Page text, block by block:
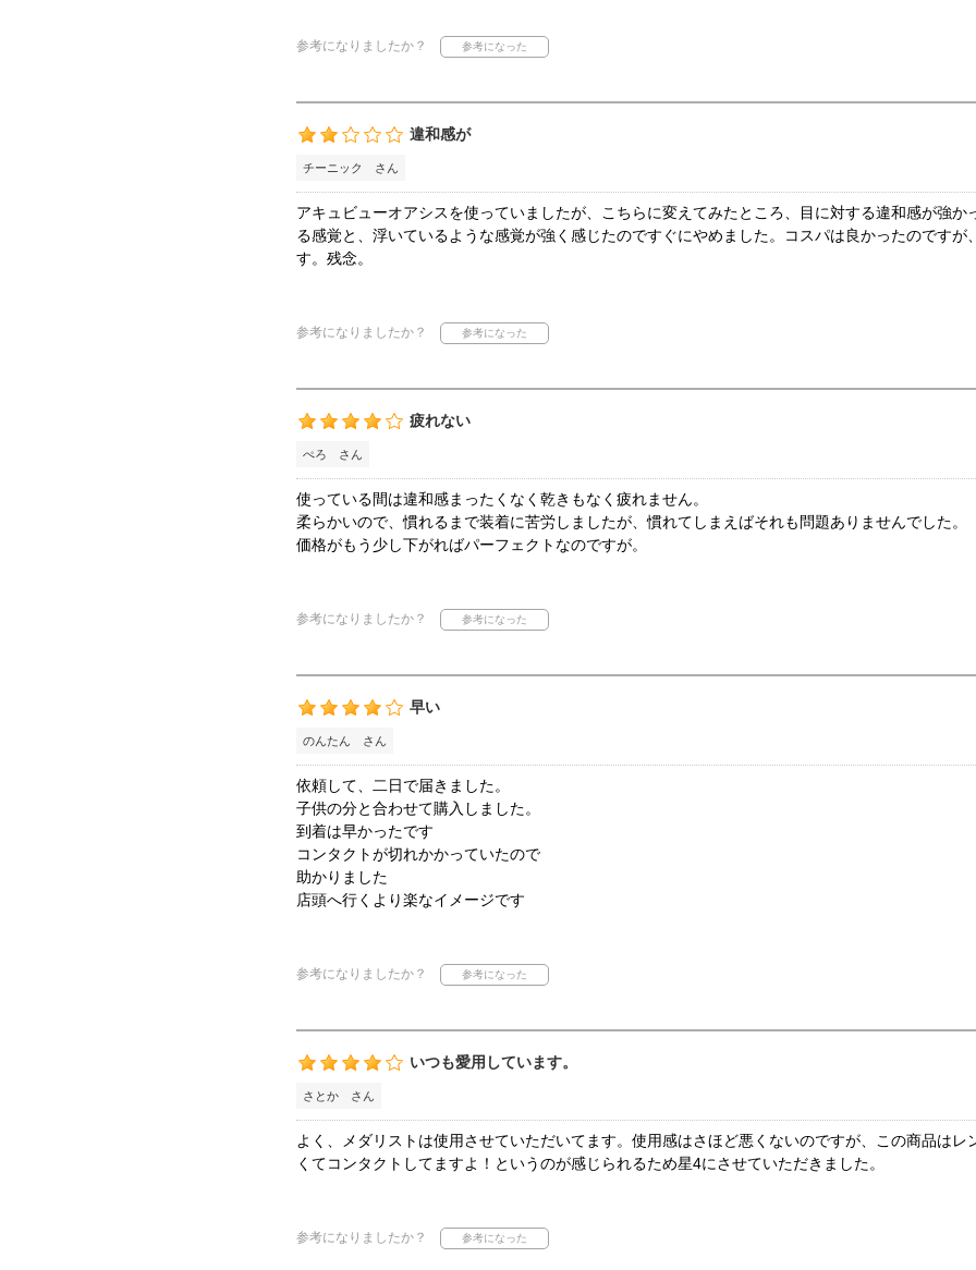
参考になりましたか？
違和感が
チーニック さん
アキュビューオアシスを使っていましたが、こちらに変えてみたところ、目に対する違和感が強か
る感覚と、浮いているような感覚が強く感じたのですぐにやめました。コスパは良かったのですが
す。残念。
参考になりましたか？
疲れない
ぺろ さん
使っている間は違和感まったくなく乾きもなく疲れません。
柔らかいので、慣れるまで装着に苦労しましたが、慣れてしまえばそれも問題ありませんでした。
価格がもう少し下がればパーフェクトなのですが。
参考になりましたか？
早い
のんたん さん
依頼して、二日で届きました。
子供の分と合わせて購入しました。
到着は早かったです
コンタクトが切れかかっていたので
助かりました
店頭へ行くより楽なイメージです
参考になりましたか？
いつも愛用しています。
さとか さん
よく、メダリストは使用させていただいてます。使用感はさほど悪くないのですが、この商品はレ
くてコンタクトしてますよ！というのが感じられるため星4にさせていただきました。
参考になりましたか？